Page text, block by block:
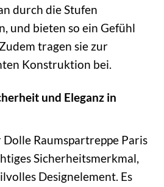
durch die Stufen
und bieten so ein Gefühl
tragen sie zur
Konstruktion bei.
und Eleganz in
Dolle Raumspartreppe Paris
Sicherheitsmerkmal,
Designelement. Es